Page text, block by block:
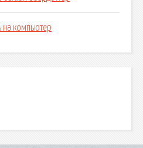
на компьютер